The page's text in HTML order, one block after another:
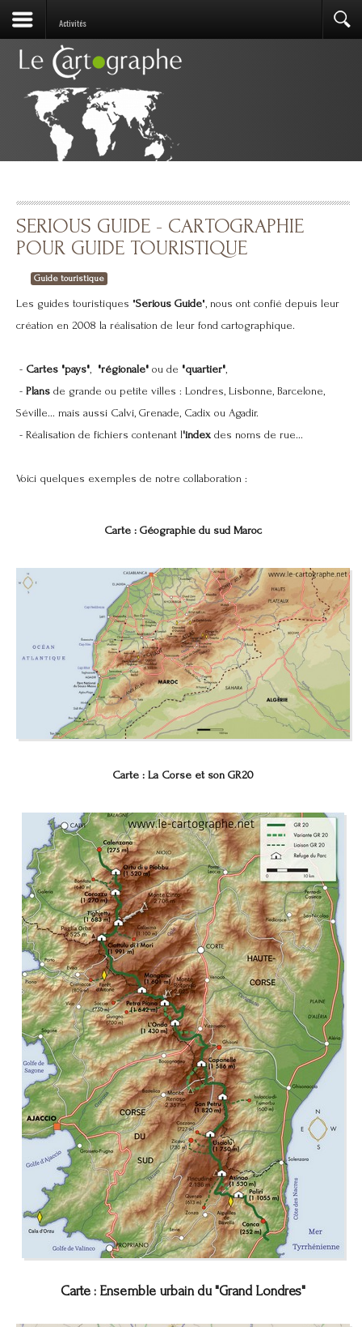
Activités
SERIOUS GUIDE - CARTOGRAPHIE
POUR GUIDE TOURISTIQUE
Guide touristique
Les guides touristiques "Serious Guide", nous ont confié depuis leur
création en 2008 la réalisation de leur fond cartographique.
- Cartes "pays", "régionale" ou de "quartier",
- Plans de grande ou petite villes : Londres, Lisbonne, Barcelone,
Séville... mais aussi Calvi, Grenade, Cadix ou Agadir.
- Réalisation de fichiers contenant l'index des noms de rue...
Voici quelques exemples de notre collaboration :
Carte : Géographie du sud Maroc
Carte : La Corse et son GR20
Carte : Ensemble urbain du "Grand Londres"